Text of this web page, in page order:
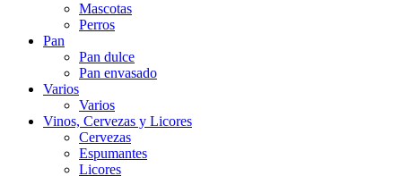
Mascotas
Perros
Pan
Pan dulce
Pan envasado
Varios
Varios
Vinos, Cervezas y Licores
Cervezas
Espumantes
Licores